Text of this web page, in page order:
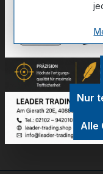
Technische
GPSR Information
Bewertungen
Nur
Alle